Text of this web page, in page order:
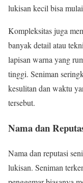
lukisan kecil bisa
Kompleksitas juga
banyak detail atau
lapisan warna yang
tinggi. Seniman
kesulitan dan waktu
tersebut.
Nama dan
Nama dan reputasi
lukisan. Seniman